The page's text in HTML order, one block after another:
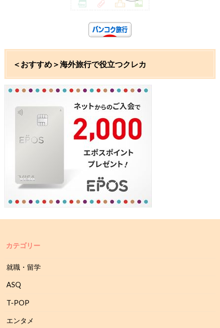
＜おすすめ＞海外旅行で役立つクレカ
カテゴリー
就職・留学
ASQ
T-POP
エンタメ